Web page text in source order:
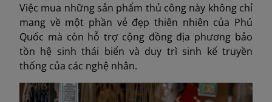
Việc mua những sản phẩm thủ công này không chỉ
mang về một phần vẻ đẹp thiên nhiên của Phú
Quốc mà còn hỗ trợ cộng đồng địa phương bảo
tồn hệ sinh thái biển và duy trì sinh kế truyền
thống của các nghệ nhân.